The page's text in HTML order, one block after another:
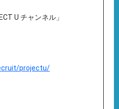
U チャンネル」
projectu/